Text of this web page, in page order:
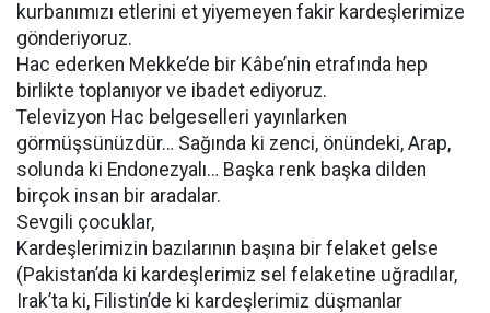
kurbanımızı etlerini et yiyemeyen fakir kardeşlerimize
gönderiyoruz.
Hac ederken Mekke’de bir Kâbe’nin etrafında hep
birlikte toplanıyor ve ibadet ediyoruz.
Televizyon Hac belgeselleri yayınlarken
görmüşsünüzdür… Sağında ki zenci, önündeki, Arap,
solunda ki Endonezyalı… Başka renk başka dilden
birçok insan bir aradalar.
Sevgili çocuklar,
Kardeşlerimizin bazılarının başına bir felaket gelse
(Pakistan’da ki kardeşlerimiz sel felaketine uğradılar,
Irak’ta ki, Filistin’de ki kardeşlerimiz düşmanlar